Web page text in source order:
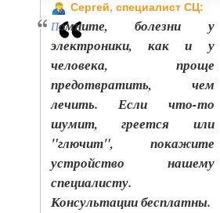
Сергей, специалист СЦ:
Помните, болезни у
электроники, как и у
человека, проще
предотвратить, чем
лечить. Если что-то
шумит, греется или
"глючит", покажите
устройство нашему
специалисту.
Консультации бесплатны.